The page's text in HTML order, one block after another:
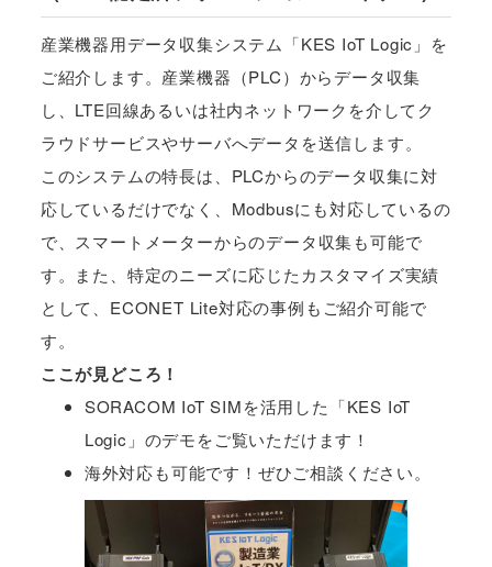
産業機器用データ収集システム「KES IoT Logic」を
ご紹介します。産業機器（PLC）からデータ収集
し、LTE回線あるいは社内ネットワークを介してク
ラウドサービスやサーバへデータを送信します。
このシステムの特長は、PLCからのデータ収集に対
応しているだけでなく、Modbusにも対応しているの
で、スマートメーターからのデータ収集も可能で
す。また、特定のニーズに応じたカスタマイズ実績
として、ECONET Lite対応の事例もご紹介可能で
す。
ここが見どころ！
SORACOM IoT SIMを活用した「KES IoT
Logic」のデモをご覧いただけます！
海外対応も可能です！ぜひご相談ください。